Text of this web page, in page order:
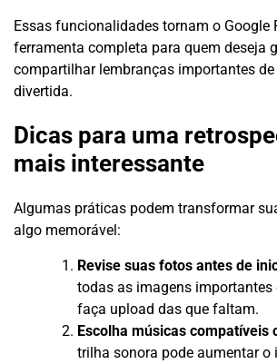
Essas funcionalidades tornam o Google
ferramenta completa para quem deseja
compartilhar lembranças importantes
divertida.
Dicas para uma
mais interessante
Algumas práticas podem transformar
algo memorável:
Revise suas fotos antes de
todas as imagens importantes
faça upload das que faltam.
Escolha músicas compatíveis
trilha sonora pode aumentar o